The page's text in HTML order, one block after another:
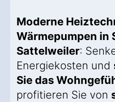
Moderne
Wärmepumpen in
Sattelweiler:
Energiekosten und
Sie das
profitieren Sie von